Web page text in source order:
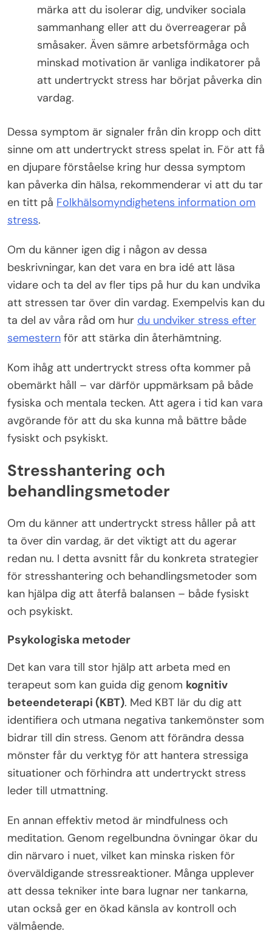
märka att du isolerar dig, undviker sociala
sammanhang eller att du överreagerar på
småsaker. Även sämre arbetsförmåga och
minskad motivation är vanliga indikatorer på
att undertryckt stress har börjat påverka din
vardag.
Dessa symptom är signaler från din kropp och ditt
sinne om att undertryckt stress spelat in. För att få
en djupare förståelse kring hur dessa symptom
kan påverka din hälsa, rekommenderar vi att du tar
en titt på Folkhälsomyndighetens information om
stress.
Om du känner igen dig i någon av dessa
beskrivningar, kan det vara en bra idé att läsa
vidare och ta del av fler tips på hur du kan undvika
att stressen tar över din vardag. Exempelvis kan du
ta del av våra råd om hur du undviker stress efter
semestern för att stärka din återhämtning.
Kom ihåg att undertryckt stress ofta kommer på
obemärkt håll – var därför uppmärksam på både
fysiska och mentala tecken. Att agera i tid kan vara
avgörande för att du ska kunna må bättre både
fysiskt och psykiskt.
Stresshantering och
behandlingsmetoder
Om du känner att undertryckt stress håller på att
ta över din vardag, är det viktigt att du agerar
redan nu. I detta avsnitt får du konkreta strategier
för stresshantering och behandlingsmetoder som
kan hjälpa dig att återfå balansen – både fysiskt
och psykiskt.
Psykologiska metoder
Det kan vara till stor hjälp att arbeta med en
terapeut som kan guida dig genom kognitiv
beteendeterapi (KBT). Med KBT lär du dig att
identifiera och utmana negativa tankemönster som
bidrar till din stress. Genom att förändra dessa
mönster får du verktyg för att hantera stressiga
situationer och förhindra att undertryckt stress
leder till utmattning.
En annan effektiv metod är mindfulness och
meditation. Genom regelbundna övningar ökar du
din närvaro i nuet, vilket kan minska risken för
överväldigande stressreaktioner. Många upplever
att dessa tekniker inte bara lugnar ner tankarna,
utan också ger en ökad känsla av kontroll och
välmående.